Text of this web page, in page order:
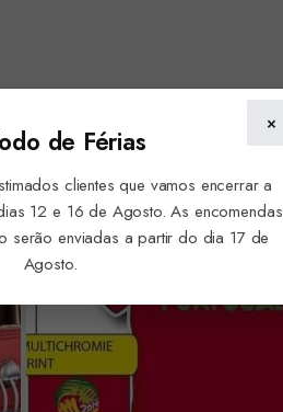
×
de Férias
clientes que vamos encerrar a
12 e 16 de Agosto. As encomendas
serão enviadas a partir do dia 17 de
Agosto.